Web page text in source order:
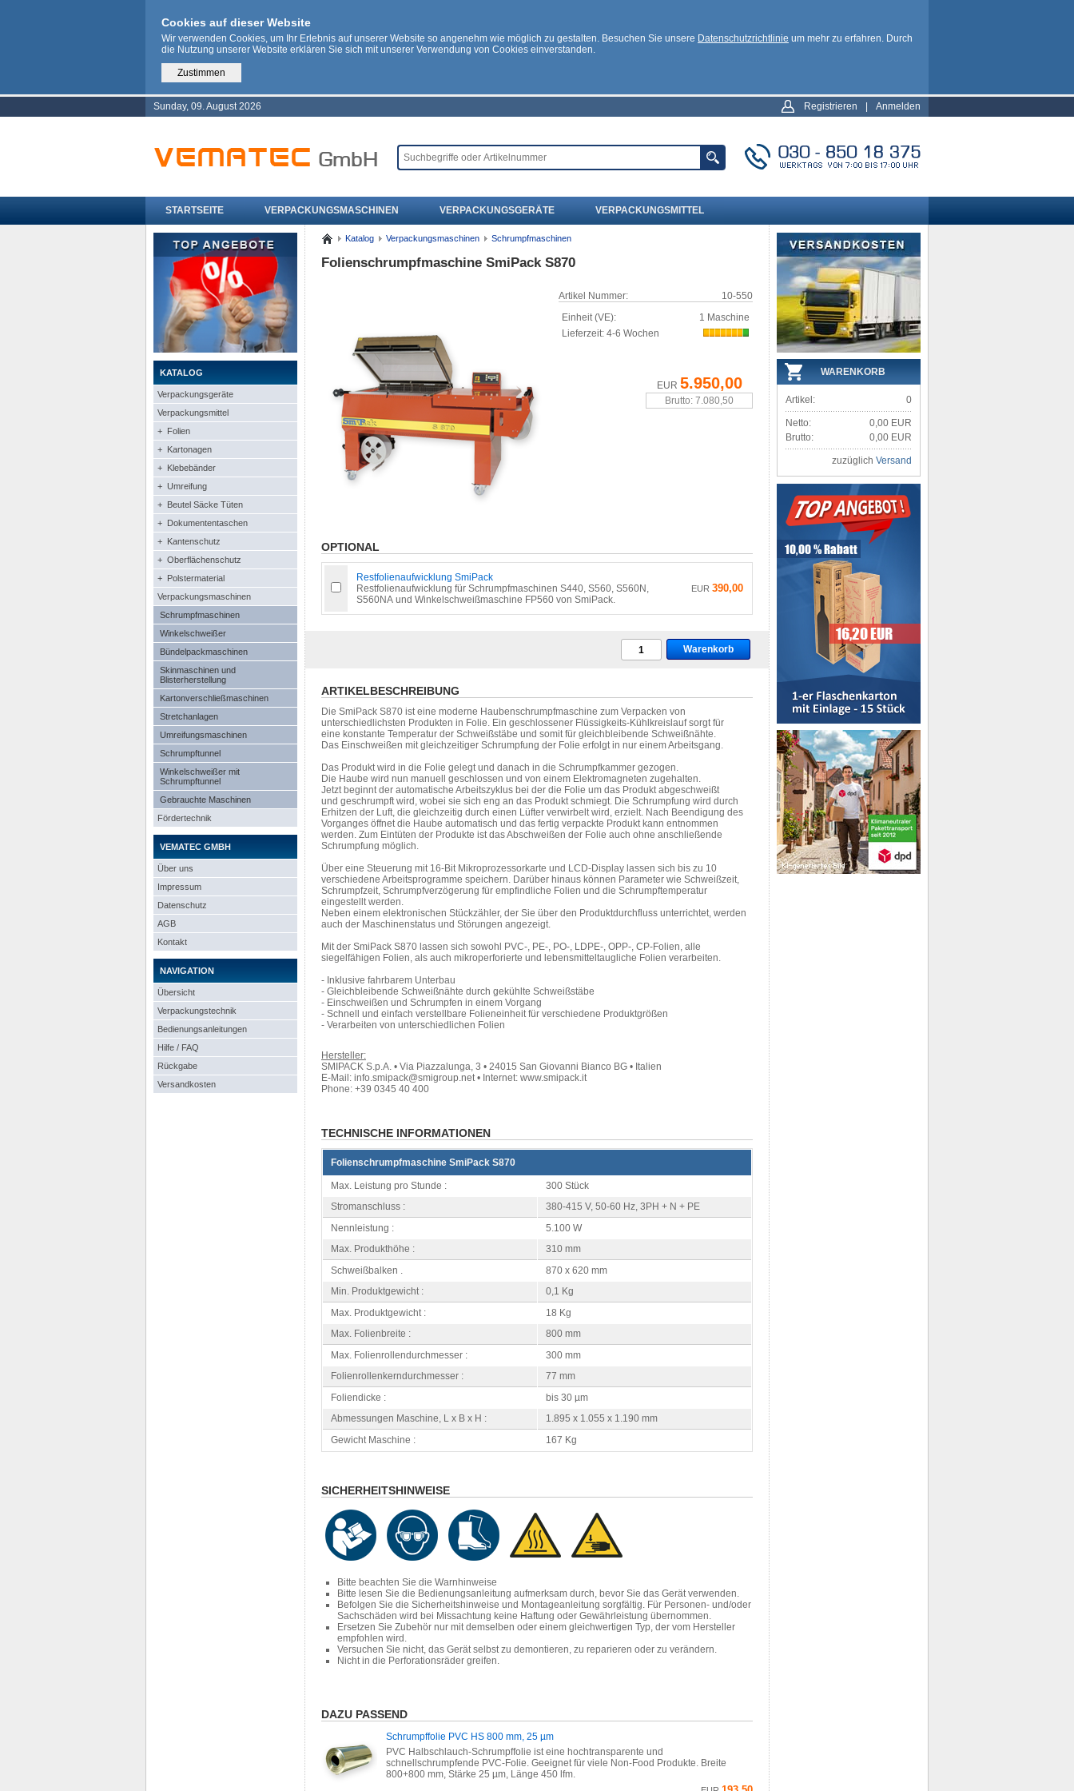
Cookies auf dieser Website
Wir verwenden Cookies, um Ihr Erlebnis auf unserer Website so angenehm wie möglich zu gestalten. Besuchen Sie unsere Datenschutzrichtlinie um mehr zu erfahren. Durch
die Nutzung unserer Website erklären Sie sich mit unserer Verwendung von Cookies einverstanden.
Zustimmen
Sunday, 09. August 2026 Registrieren Anmelden
STARTSEITE VERPACKUNGSMASCHINEN VERPACKUNGSGERÄTE VERPACKUNGSMITTEL
KATALOG
Verpackungsgeräte
Verpackungsmittel
+ Folien
+ Kartonagen
+ Klebebänder
+ Umreifung
+ Beutel Säcke Tüten
+ Dokumententaschen
+ Kantenschutz
+ Oberflächenschutz
+ Polstermaterial
Verpackungsmaschinen
Schrumpfmaschinen
Winkelschweißer
Bündelpackmaschinen
Skinmaschinen und
Blisterherstellung
Kartonverschließmaschinen
Stretchanlagen
Umreifungsmaschinen
Schrumpftunnel
Winkelschweißer mit
Schrumpftunnel
Gebrauchte Maschinen
Fördertechnik
VEMATEC GMBH
Über uns
Impressum
Datenschutz
AGB
Kontakt
NAVIGATION
Übersicht
Verpackungstechnik
Bedienungsanleitungen
Hilfe / FAQ
Rückgabe
Versandkosten
Katalog Verpackungsmaschinen Schrumpfmaschinen
Folienschrumpfmaschine SmiPack S870
Artikel Nummer:
10-550
Einheit (VE):
1 Maschine
Lieferzeit: 4-6 Wochen
EUR 5.950,00
Brutto: 7.080,50
OPTIONAL
Restfolienaufwicklung SmiPack
Restfolienaufwicklung für Schrumpfmaschinen S440, S560, S560N,
S560NA und Winkelschweißmaschine FP560 von SmiPack.
EUR 390,00
ARTIKELBESCHREIBUNG
Die SmiPack S870 ist eine moderne Haubenschrumpfmaschine zum Verpacken von
unterschiedlichsten Produkten in Folie. Ein geschlossener Flüssigkeits-Kühlkreislauf sorgt für
eine konstante Temperatur der Schweißstäbe und somit für gleichbleibende Schweißnähte.
Das Einschweißen mit gleichzeitiger Schrumpfung der Folie erfolgt in nur einem Arbeitsgang.
Das Produkt wird in die Folie gelegt und danach in die Schrumpfkammer gezogen.
Die Haube wird nun manuell geschlossen und von einem Elektromagneten zugehalten.
Jetzt beginnt der automatische Arbeitszyklus bei der die Folie um das Produkt abgeschweißt
und geschrumpft wird, wobei sie sich eng an das Produkt schmiegt. Die Schrumpfung wird durch
Erhitzen der Luft, die gleichzeitig durch einen Lüfter verwirbelt wird, erzielt. Nach Beendigung des
Vorganges öffnet die Haube automatisch und das fertig verpackte Produkt kann entnommen
werden. Zum Eintüten der Produkte ist das Abschweißen der Folie auch ohne anschließende
Schrumpfung möglich.
Über eine Steuerung mit 16-Bit Mikroprozessorkarte und LCD-Display lassen sich bis zu 10
verschiedene Arbeitsprogramme speichern. Darüber hinaus können Parameter wie Schweißzeit,
Schrumpfzeit, Schrumpfverzögerung für empfindliche Folien und die Schrumpftemperatur
eingestellt werden.
Neben einem elektronischen Stückzähler, der Sie über den Produktdurchfluss unterrichtet, werden
auch der Maschinenstatus und Störungen angezeigt.
Mit der SmiPack S870 lassen sich sowohl PVC-, PE-, PO-, LDPE-, OPP-, CP-Folien, alle
siegelfähigen Folien, als auch mikroperforierte und lebensmitteltaugliche Folien verarbeiten.
- Inklusive fahrbarem Unterbau
- Gleichbleibende Schweißnähte durch gekühlte Schweißstäbe
- Einschweißen und Schrumpfen in einem Vorgang
- Schnell und einfach verstellbare Folieneinheit für verschiedene Produktgrößen
- Verarbeiten von unterschiedlichen Folien
Hersteller:
SMIPACK S.p.A. • Via Piazzalunga, 3 • 24015 San Giovanni Bianco BG • Italien
E-Mail: info.smipack@smigroup.net • Internet: www.smipack.it
Phone: +39 0345 40 400
TECHNISCHE INFORMATIONEN
Folienschrumpfmaschine SmiPack S870
Max. Leistung pro Stunde :
300 Stück
Stromanschluss :
380-415 V, 50-60 Hz, 3PH + N + PE
Nennleistung :
5.100 W
Max. Produkthöhe :
310 mm
Schweißbalken .
870 x 620 mm
Min. Produktgewicht :
0,1 Kg
Max. Produktgewicht :
18 Kg
Max. Folienbreite :
800 mm
Max. Folienrollendurchmesser :
300 mm
Folienrollenkerndurchmesser :
77 mm
Foliendicke :
bis 30 µm
Abmessungen Maschine, L x B x H :
1.895 x 1.055 x 1.190 mm
Gewicht Maschine :
167 Kg
SICHERHEITSHINWEISE
Bitte beachten Sie die Warnhinweise
Bitte lesen Sie die Bedienungsanleitung aufmerksam durch, bevor Sie das Gerät verwenden.
Befolgen Sie die Sicherheitshinweise und Montageanleitung sorgfältig. Für Personen- und/oder
Sachschäden wird bei Missachtung keine Haftung oder Gewährleistung übernommen.
Ersetzen Sie Zubehör nur mit demselben oder einem gleichwertigen Typ, der vom Hersteller
empfohlen wird.
Versuchen Sie nicht, das Gerät selbst zu demontieren, zu reparieren oder zu verändern.
Nicht in die Perforationsräder greifen.
DAZU PASSEND
Schrumpffolie PVC HS 800 mm, 25 µm
PVC Halbschlauch-Schrumpffolie ist eine hochtransparente und
schnellschrumpfende PVC-Folie. Geeignet für viele Non-Food Produkte. Breite
800+800 mm, Stärke 25 µm, Länge 450 lfm.
WARENKORB
Artikel: 0
Netto:
0,00 EUR
Brutto:
0,00 EUR
zuzüglich Versand